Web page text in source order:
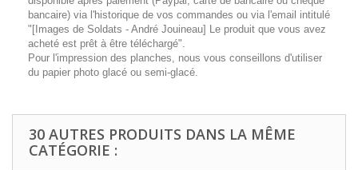
bancaire) via l'historique de vos commandes ou via l'email intitulé
"[Images de Soldats - André Jouineau] Le produit que vous avez
acheté est prêt à être téléchargé".
Pour l'impression des planches, nous vous conseillons d'utiliser
du papier photo glacé ou semi-glacé.
30 AUTRES PRODUITS DANS LA MÊME
CATÉGORIE :